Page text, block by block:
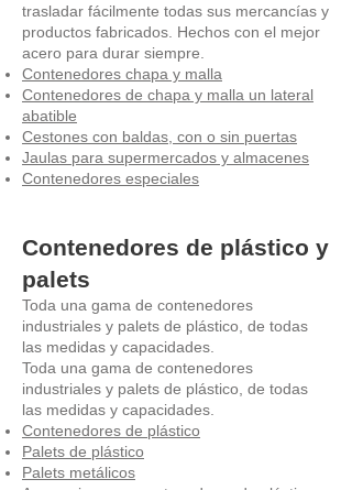
trasladar fácilmente todas sus mercancías y
productos fabricados. Hechos con el mejor
acero para durar siempre.
Contenedores chapa y malla
Contenedores de chapa y malla un lateral
abatible
Cestones con baldas, con o sin puertas
Jaulas para supermercados y almacenes
Contenedores especiales
Contenedores de plástico y
palets
Toda una gama de contenedores
industriales y palets de plástico, de todas
las medidas y capacidades.
Toda una gama de contenedores
industriales y palets de plástico, de todas
las medidas y capacidades.
Contenedores de plástico
Palets de plástico
Palets metálicos